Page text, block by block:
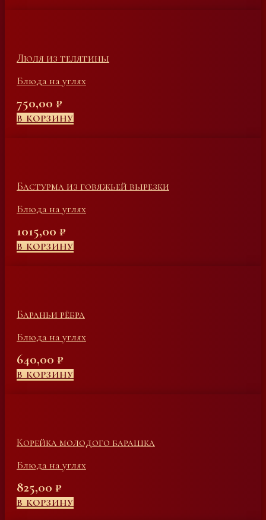
Люля из телятины
Блюда на углях
750,00 ₽
В КОРЗИНУ
Бастурма из говяжьей вырезки
Блюда на углях
1015,00 ₽
В КОРЗИНУ
Бараньи рёбра
Блюда на углях
640,00 ₽
В КОРЗИНУ
Корейка молодого барашка
Блюда на углях
825,00 ₽
В КОРЗИНУ